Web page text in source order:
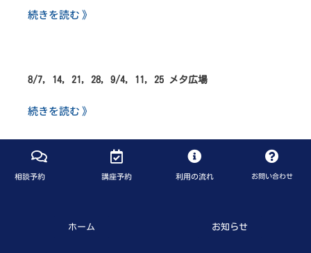
続きを読む 》
8/7, 14, 21, 28, 9/4, 11, 25 メタ広場
続きを読む 》
相談予約 講座予約 利用の流れ お問い合わせ
ホーム お知らせ